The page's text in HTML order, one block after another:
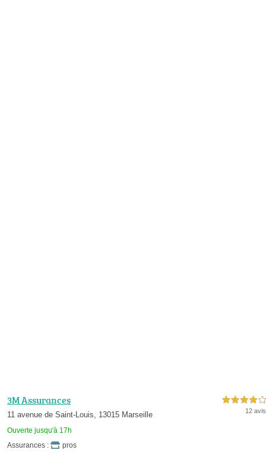
3M Assurances
11 avenue de Saint-Louis, 13015 Marseille
Ouverte jusqu'à 17h
4,0 étoiles sur 5
12 avis
Assurances : pros